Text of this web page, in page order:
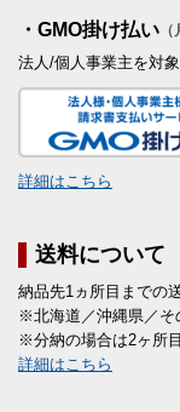
・GMO掛け払い
法人/個人事業主を対
詳細はこちら
送料について
納品先1ヵ所目までの
※北海道／沖縄県／そ
※分納の場合は2ヶ所
詳細はこちら